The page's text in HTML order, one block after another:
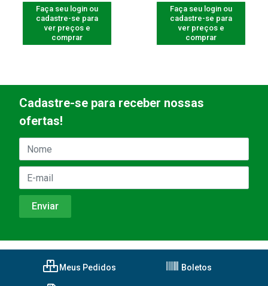
Faça seu login ou
cadastre-se para
ver preços e
comprar
Faça seu login ou
cadastre-se para
ver preços e
comprar
Cadastre-se para receber nossas
ofertas!
Meus Pedidos Boletos